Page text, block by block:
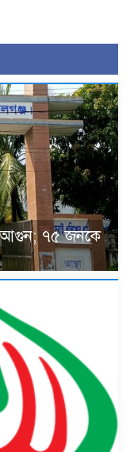
আগুন; ৭৫ জনকে